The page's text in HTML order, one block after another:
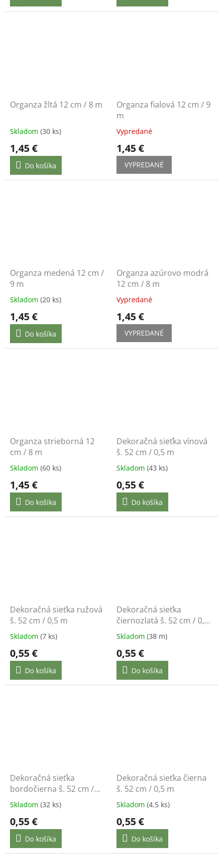
Organza žltá 12 cm / 8 m
Skladom (30 ks)
1,45 €
Do košíka
Organza fialová 12 cm / 9
m
Vypredané
1,45 €
VYPREDANÉ
Organza medená 12 cm /
9 m
Skladom (20 ks)
1,45 €
Do košíka
Organza azúrovo modrá
12 cm / 8 m
Vypredané
1,45 €
VYPREDANÉ
Organza strieborná 12
cm / 8 m
Skladom (60 ks)
1,45 €
Do košíka
Dekoračná sieťka vínová
š. 52 cm / 0,5 m
Skladom (43 ks)
0,55 €
Do košíka
Dekoračná sieťka ružová
š. 52 cm / 0,5 m
Skladom (7 ks)
0,55 €
Do košíka
Dekoračná sieťka
čiernozlatá š. 52 cm / 0,5
m
Skladom (38 m)
0,55 €
Do košíka
Dekoračná sieťka
bordočierna š. 52 cm /
0,5 m
Skladom (32 ks)
0,55 €
Do košíka
Dekoračná sieťka čierna
š. 52 cm / 0,5 m
Skladom (4,5 ks)
0,55 €
Do košíka